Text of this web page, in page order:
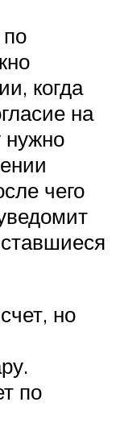
когда
на
нужно
чего
но
по